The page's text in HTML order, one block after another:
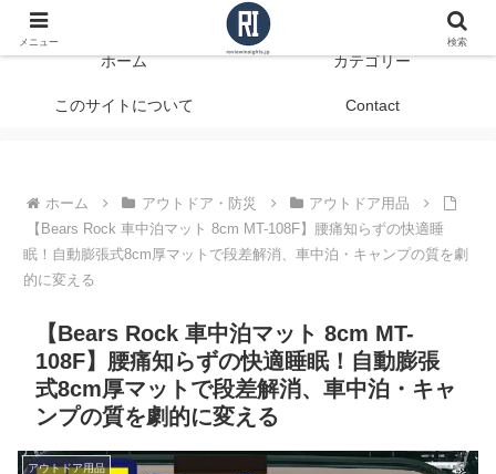
データで見る、本当に役立つ商品レビュー
ホーム カテゴリー
このサイトについて Contact
ホーム アウトドア・防災
アウトドア用品
【Bears Rock 車中泊マット 8cm MT-108F】腰痛知らずの快適睡
眠！自動膨張式8cm厚マットで段差解消、車中泊・キャンプの質を劇
的に変える
【Bears Rock 車中泊マット 8cm MT-
108F】腰痛知らずの快適睡眠！自動膨張
式8cm厚マットで段差解消、車中泊・キャ
ンプの質を劇的に変える
アウトドア用品
メニュー 検索